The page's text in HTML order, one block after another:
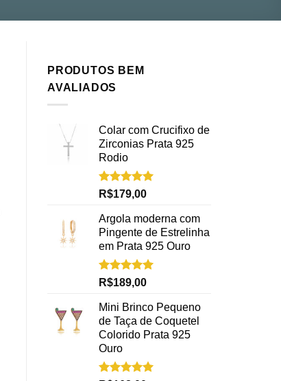
PRODUTOS BEM
AVALIADOS
Colar com Crucifixo de
Zirconias Prata 925
Rodio
Avaliação
5.00
de 5
R$179,00
Argola moderna com
Pingente de Estrelinha
em Prata 925 Ouro
Avaliação
5.00
de 5
R$189,00
Mini Brinco Pequeno
de Taça de Coquetel
Colorido Prata 925
Ouro